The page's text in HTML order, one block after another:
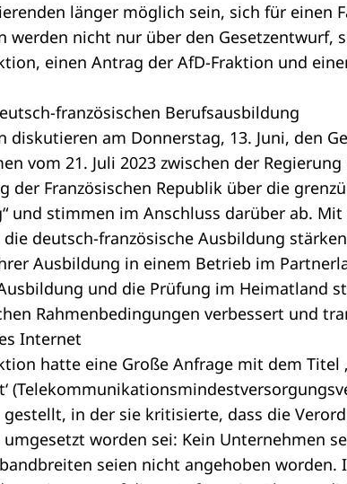
länger möglich sein, sich für einen
werden nicht nur über den Gesetzentwurf,
, einen Antrag der AfD-Fraktion und
französischen Berufsausbildung
diskutieren am Donnerstag, 13. Juni, den
vom 21. Juli 2023 zwischen der
der Französischen Republik über die
und stimmen im Anschluss darüber ab.
deutsch-französische Ausbildung
Ausbildung in einem Betrieb im
und die Prüfung im Heimatland
Rahmenbedingungen verbessert und
Internet
hatte eine Große Anfrage mit dem Titel
in der sie kritisierte, dass die
worden sei: Kein Unternehmen
seien nicht angehoben worden.